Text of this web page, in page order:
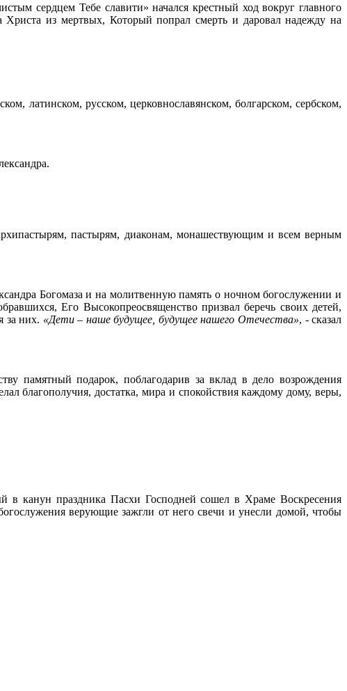
сердцем Тебе славити» начался крестный ход вокруг главного
Христа из мертвых, Который попрал смерть и даровал надежду на
латинском, русском, церковнославянском, болгарском, сербском,
пастырям, диаконам, монашествующим и всем верным
Богомаза и на молитвенную память о ночном богослужении и
Его Высокопреосвященство призвал беречь своих детей,
за них. «Дети – наше будущее, будущее нашего Отечества», - сказал
памятный подарок, поблагодарив за вклад в дело возрождения
благополучия, достатка, мира и спокойствия каждому дому, веры,
в канун праздника Пасхи Господней сошел в Храме Воскресения
верующие зажгли от него свечи и унесли домой, чтобы